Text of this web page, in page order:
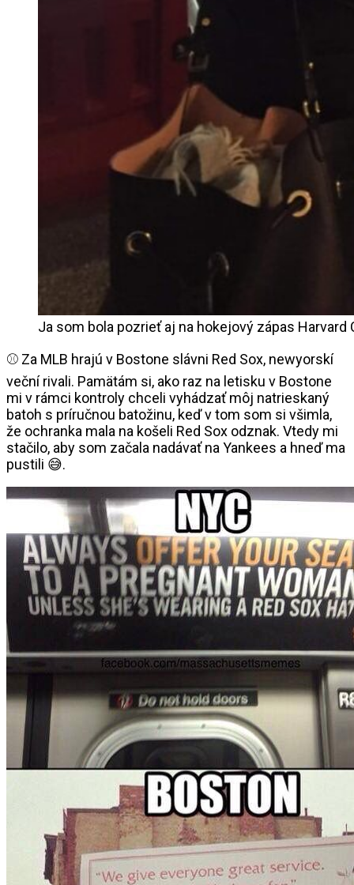
Ja som bola pozrieť aj na hokejový zápas
⚾ Za MLB hrajú v Bostone slávni Red Sox, newyorskí
veční rivali. Pamätám si, ako raz na letisku v Bostone
mi v rámci kontroly chceli vyhádzať môj natrieskaný
batoh s príručnou batožinu, keď v tom som si všimla,
že ochranka mala na košeli Red Sox odznak. Vtedy mi
stačilo, aby som začala nadávať na Yankees a hneď ma
pustili 😅.